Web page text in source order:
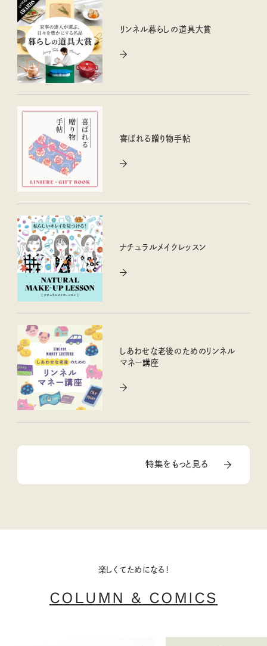
リンネル暮らしの道具大賞
喜ばれる贈り物手帖
ナチュラルメイクレッスン
しあわせな老後のためのリンネル
マネー講座
特集をもっと見る
楽しくてためになる！
COLUMN & COMICS